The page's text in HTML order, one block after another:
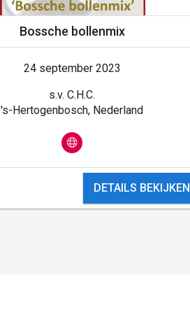
Bossche bollenmix
24 september 2023
s.v. C.H.C.
's-Hertogenbosch, Nederland
DETAILS BEKIJKEN